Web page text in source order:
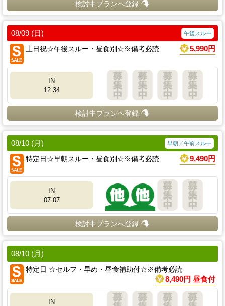
検討中プランへ登録
08/09 (日) 午後スルー
土日祝☆午後スルー・昼食別☆※備考必読 5,990円
IN
12:34
検討中プランへ登録
08/10 (月) 早朝／午前スルー
特定日☆早朝スルー・昼食別☆※備考必読 9,490円
IN
07:07
検討中プランへ登録
08/10 (月)
特定日 ☆セルフ・早め・昼食補助付☆※備考必読
8,490円 昼食付
IN